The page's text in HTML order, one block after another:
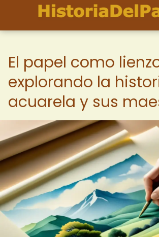
El papel como
explorando la
acuarela y sus